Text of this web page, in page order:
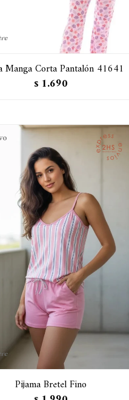
Manga Corta Pantalón 41641
$ 1.690
Pijama Bretel Fino